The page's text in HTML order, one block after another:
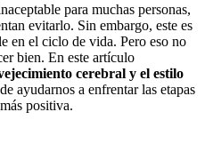
para muchas personas,
evitarlo. Sin embargo, este es
en el ciclo de vida. Pero eso no
bien. En este artículo
cerebral y el estilo
ayudarnos a enfrentar las etapas
positiva.